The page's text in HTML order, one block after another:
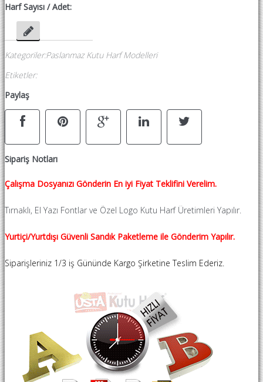
Harf Sayısı / Adet:
Kategoriler:Paslanmaz Kutu Harf Modelleri
Etiketler:
Paylaş
Sipariş Notları
Çalışma Dosyanızı Gönderin En iyi Fiyat Teklifini Verelim.
Tırnaklı, El Yazı Fontlar ve Özel Logo Kutu Harf Üretimleri Yapılır.
Yurtiçi/Yurtdışı Güvenli Sandık Paketleme ile Gönderim Yapılır.
Siparişleriniz 1/3 iş Gününde Kargo Şirketine Teslim Ederiz.